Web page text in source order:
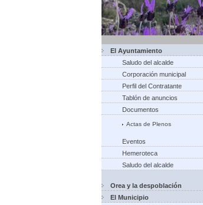
El Ayuntamiento
Saludo del alcalde
Corporación municipal
Perfil del Contratante
Tablón de anuncios
Documentos
Actas de Plenos
Eventos
Hemeroteca
Saludo del alcalde
Orea y la despoblación
El Municipio